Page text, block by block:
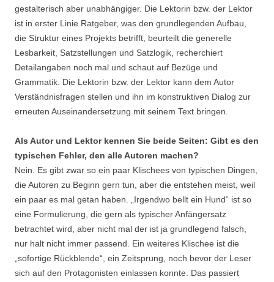
gestalterisch aber unabhängiger. Die Lektorin bzw. der Lektor
ist in erster Linie Ratgeber, was den grundlegenden Aufbau,
die Struktur eines Projekts betrifft, beurteilt die generelle
Lesbarkeit, Satzstellungen und Satzlogik, recherchiert
Detailangaben noch mal und schaut auf Bezüge und
Grammatik. Die Lektorin bzw. der Lektor kann dem Autor
Verständnisfragen stellen und ihn im konstruktiven Dialog zur
erneuten Auseinandersetzung mit seinem Text bringen.
Als Autor und Lektor kennen Sie beide Seiten: Gibt es den
typischen Fehler, den alle Autoren machen?
Nein. Es gibt zwar so ein paar Klischees von typischen Dingen,
die Autoren zu Beginn gern tun, aber die entstehen meist, weil
ein paar es mal getan haben. „Irgendwo bellt ein Hund“ ist so
eine Formulierung, die gern als typischer Anfängersatz
betrachtet wird, aber nicht mal der ist ja grundlegend falsch,
nur halt nicht immer passend. Ein weiteres Klischee ist die
„sofortige Rückblende“, ein Zeitsprung, noch bevor der Leser
sich auf den Protagonisten einlassen konnte. Das passiert